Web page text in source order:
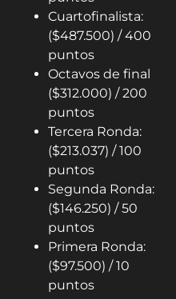
Cuartofinalista:
($487.500) / 400
puntos
Octavos de final
($312.000) / 200
puntos
Tercera Ronda:
($213.037) / 100
puntos
Segunda Ronda:
($146.250) / 50
puntos
Primera Ronda:
($97.500) / 10
puntos